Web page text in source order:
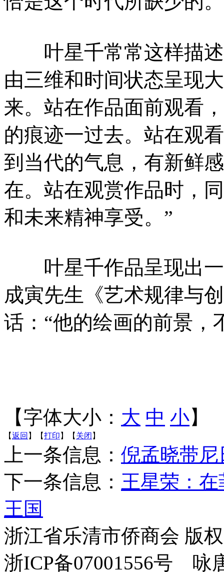
叶星千常常这样描述
由三维和时间状态呈现
来。站在作品面前观看
的痕迹一过去。站在观
到当代的气息，有新鲜
在。站在观赏作品时，
和未来精神享受。”
叶星千作品呈现出一
成寅先生《艺术规律与
话：“他的绘画的前景，
【字体大小： 大 中 小】
【返回 】【打印 】【 关闭 】
上一条信息： 倪孟晓带尼
下一条信息： 王星荣：
王国
浙江省乐清市侨商会 版
浙ICP备07001556号 咏